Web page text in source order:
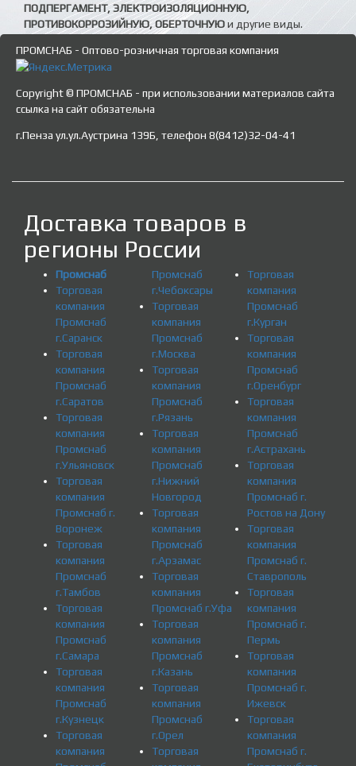
ПОДПЕРГАМЕНТ, ЭЛЕКТРОИЗОЛЯЦИОННУЮ,
ПРОТИВОКОРРОЗИЙНУЮ, ОБЕРТОЧНУЮи другие виды.
ПРОМСНАБ - Оптово-розничная торговая компания
Copyright © ПРОМСНАБ - при использовании материалов сайта
ссылка на сайт обязательна
г.Пенза ул.ул.Аустрина 139Б, телефон 8(8412)32-04-41
Доставка товаров в
регионы России
Промснаб
Торговая
компания
Промснаб
г.Саранск
Торговая
компания
Промснаб
г.Саратов
Торговая
компания
Промснаб
г.Ульяновск
Торговая
компания
Промснаб г.
Воронеж
Торговая
компания
Промснаб
г.Тамбов
Торговая
компания
Промснаб
г.Самара
Торговая
компания
Промснаб
г.Кузнецк
Торговая
компания
Промснаб
г.Чебоксары
Торговая
компания
Промснаб
г.Москва
Торговая
компания
Промснаб
г.Рязань
Торговая
компания
Промснаб
г.Нижний
Новгород
Торговая
компания
Промснаб
г.Арзамас
Торговая
компания
Промснаб г.Уфа
Торговая
компания
Промснаб
г.Казань
Торговая
компания
Промснаб
г.Орел
Торговая
Торговая
компания
Промснаб
г.Курган
Торговая
компания
Промснаб
г.Оренбург
Торговая
компания
Промснаб
г.Астрахань
Торговая
компания
Промснаб г.
Ростов на Дону
Торговая
компания
Промснаб г.
Ставрополь
Торговая
компания
Промснаб г.
Пермь
Торговая
компания
Промснаб г.
Ижевск
Торговая
компания
Промснаб г.